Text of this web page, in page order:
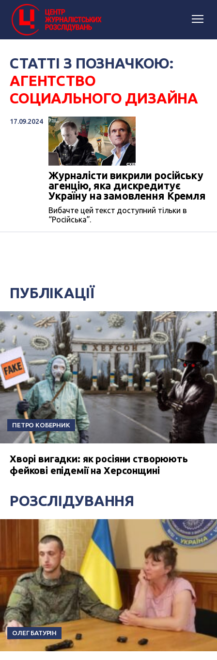
СТАТТІ З ПОЗНАЧКОЮ:
АГЕНТСТВО
СОЦИАЛЬНОГО ДИЗАЙНА
17.09.2024
Журналісти викрили російську
агенцію, яка дискредитує
Україну на замовлення Кремля
Вибачте цей текст доступний тільки в
“Російська”.
ПУБЛІКАЦІЇ
ПЕТРО КОБЕРНИК
Хворі вигадки: як росіяни створюють
фейкові епідемії на Херсонщині
РОЗСЛІДУВАННЯ
ОЛЕГ БАТУРІН